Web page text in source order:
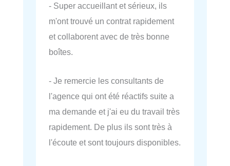
- Super accueillant et sérieux, ils
m'ont trouvé un contrat rapidement
et collaborent avec de très bonne
boîtes.
- Je remercie les consultants de
l'agence qui ont été réactifs suite a
ma demande et j'ai eu du travail très
rapidement. De plus ils sont très à
l'écoute et sont toujours disponibles.